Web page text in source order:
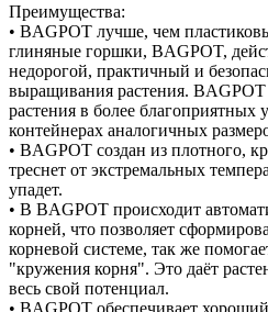
Преимущества:
• BAGPOT лучше, чем
глиняные горшки, BAGPOT,
недорогой, практичный и
выращивания растения.
растения в более благоприятных
контейнерах аналогичных
• BAGPOT создан из плотного,
треснет от экстремальных
упадет.
• В BAGPOT происходит
корней, что позволяет
корневой системе, так же
"кружения корня". Это даёт
весь свой потенциал.
• BAGPOT обеспечивает